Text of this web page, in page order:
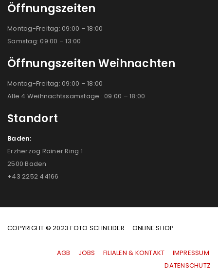
Öffnungszeiten
Montag-Freitag: 09:00 – 18:00
Samstag: 09:00 – 13:00
Öffnungszeiten Weihnachten
Montag-Freitag: 09:00 – 18:00
Alle 4 Weihnachtssamstage : 09:00 – 18:00
Standort
Baden:
Erzherzog Rainer Ring 1
2500 Baden
+43 2252 44166
COPYRIGHT © 2023 FOTO SCHNEIDER – ONLINE SHOP
AGB JOBS FILIALEN & KONTAKT
IMPRESSUM
|DATENSCHUTZ